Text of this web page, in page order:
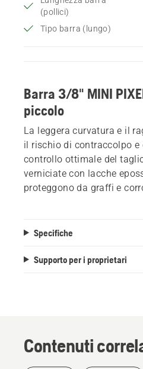
(pollici)
Tipo barra (lungo)
Barra 3/8" MINI
piccolo
La leggera curvatura e il
il rischio di contraccolpo e
controllo ottimale del
verniciate con lacche
proteggono da graffi e
Specifiche
Supporto per i proprietari
Contenuti